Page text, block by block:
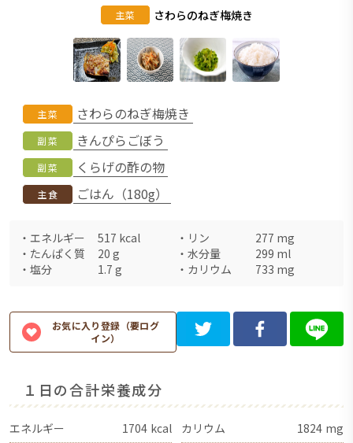
主菜 さわらのねぎ梅焼き
主菜 さわらのねぎ梅焼き
副菜 きんぴらごぼう
副菜 くらげの酢の物
主食 ごはん（180g）
・ エネルギー 517 kcal ・ リン 277 mg
・ たんぱく質 20 g ・ 水分量 299 ml
・ 塩分 1.7 g ・ カリウム 733 mg
お気に入り登録（要ログ
イン）
１日の合計栄養成分
エネルギー 1704 kcal カリウム 1824 mg